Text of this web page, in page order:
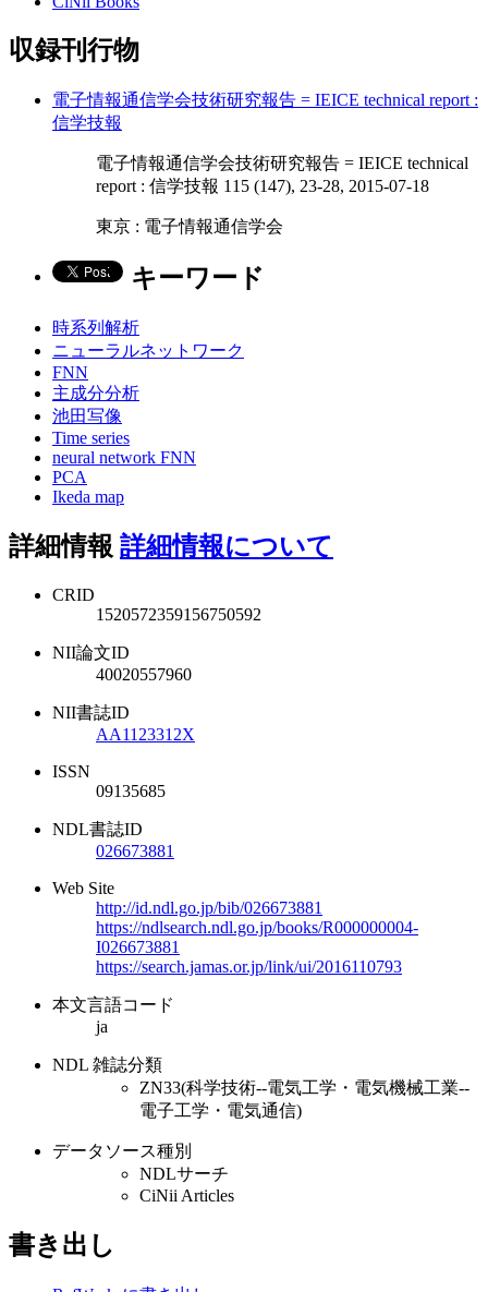
収録刊行物
電子情報通信学会技術研究報告 = IEICE technical report :
信学技報
電子情報通信学会技術研究報告 = IEICE technical
report : 信学技報 115 (147), 23-28, 2015-07-18
東京 : 電子情報通信学会
キーワード
時系列解析
ニューラルネットワーク
FNN
主成分分析
池田写像
Time series
neural network FNN
PCA
Ikeda map
詳細情報 詳細情報について
CRID
1520572359156750592
NII論文ID
40020557960
NII書誌ID
AA1123312X
ISSN
09135685
NDL書誌ID
026673881
Web Site
http://id.ndl.go.jp/bib/026673881
https://ndlsearch.ndl.go.jp/books/R000000004-
I026673881
https://search.jamas.or.jp/link/ui/2016110793
本文言語コード
ja
NDL 雑誌分類
ZN33(科学技術--電気工学・電気機械工業--
電子工学・電気通信)
データソース種別
NDLサーチ
CiNii Articles
書き出し